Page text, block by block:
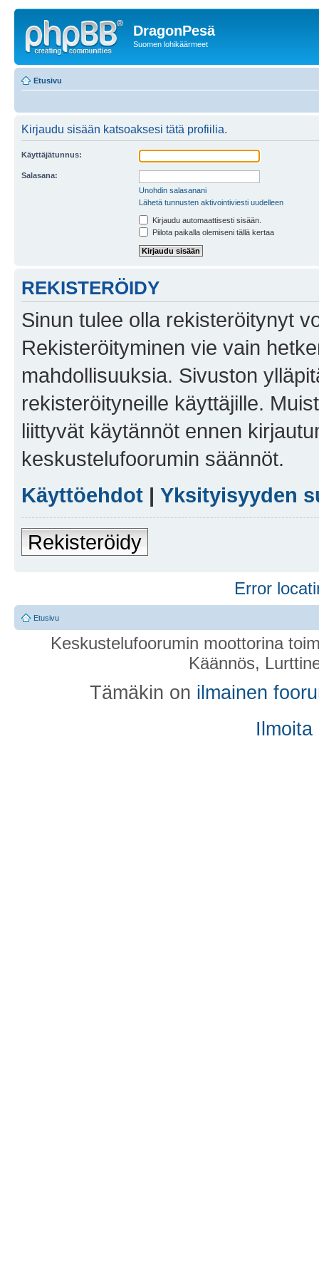
DragonPesä
Suomen lohikäärmeet
Etusivu
Kirjaudu sisään katsoaksesi tätä profiilia.
Käyttäjätunnus:
Salasana:
Unohdin salasanani
Lähetä tunnusten aktivointiviesti uudelleen
Kirjaudu automaattisesti sisään.
Piilota paikalla olemiseni tällä kertaa
REKISTERÖIDY
Sinun tulee olla rekisteröitynyt
Rekisteröityminen vie vain
mahdollisuuksia. Sivuston
rekisteröityneille käyttäjille.
liittyvät käytännöt ennen
keskustelufoorumin säännöt.
Käyttöehdot | Yksityisyyden
Rekisteröidy
Error
Etusivu
Keskustelufoorumin moottorina
Käännös,
Tämäkin on ilmainen